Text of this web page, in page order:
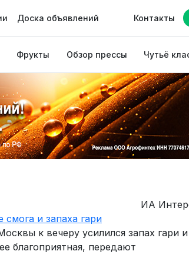
Доска объявлений Контакты
Фрукты Обзор прессы Чутьё
ИА
и запаха гари
к вечеру усилился запах гари и
благоприятная, передают